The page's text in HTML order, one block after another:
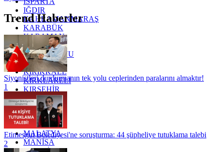
IĞDIR
KAHRAMANMARAŞ
KARABÜK
KARAMAN
KARS
KASTAMONU
KAYSERİ
KIRIKKALE
KIRKLARELİ
KIRŞEHİR
KOCAELİ
KONYA
KÜTAHYA
KİLİS
MALATYA
MANİSA
Trend Haberler
Siyonistleri durdurmanın tek yolu ceplerinden paralarını almaktır!
1
Etimesgut Belediyesi'ne soruşturma: 44 şüpheliye tutuklama talebi
2